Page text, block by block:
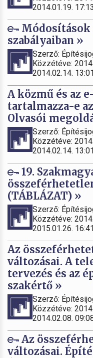
2014.01.19. 17:13
szabályaiban »
Szerző:
Közzétéve:
2014.02.14. 13:01
A közmű és az
tartalmazza-e
Olvasói
Szerző:
Közzétéve:
2014.02.14. 13:01
19.
(TÁBLÁZAT) »
Szerző:
Közzétéve:
2015.01.26. 16:41
Az
változásai. A
tervezés és az
szakértő »
Szerző:
Közzétéve:
2014.02.08.
Az
változásai.